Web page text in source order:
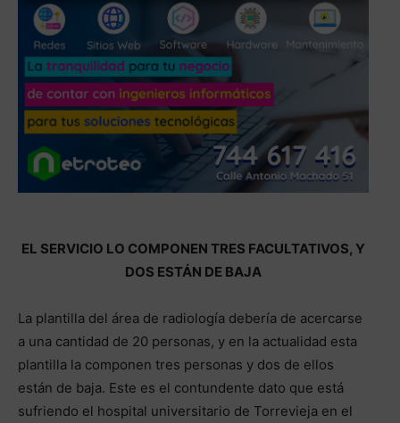
EL SERVICIO LO COMPONEN TRES FACULTATIVOS, Y
DOS ESTÁN DE BAJA
La plantilla del área de radiología debería de acercarse
a una cantidad de 20 personas, y en la actualidad esta
plantilla la componen tres personas y dos de ellos
están de baja. Este es el contundente dato que está
sufriendo el hospital universitario de Torrevieja en el